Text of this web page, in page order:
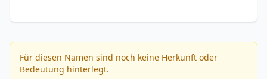
Für diesen Namen sind noch keine Herkunft oder
Bedeutung hinterlegt.